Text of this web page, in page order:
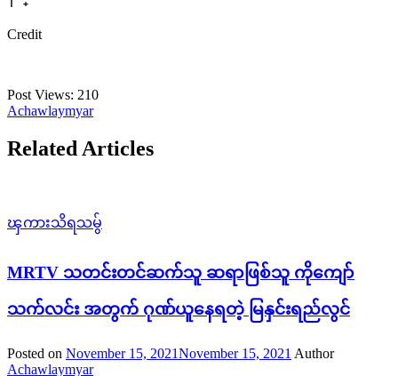
Credit
Post Views: 210
Achawlaymyar
Related Articles
ၾကားသိရသမွ်
MRTV သတင်းတင်ဆက်သူ ဆရာဖြစ်သူ ကိုကျော်
သက်လင်း အတွက် ဂုဏ်ယူနေရတဲ့ မြနှင်းရည်လွင်
Posted on November 15, 2021November 15, 2021 Author
Achawlaymyar